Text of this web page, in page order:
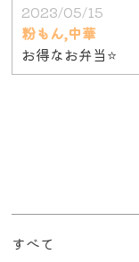
2023/05/15
粉もん,中華
お得なお弁当⭐️
すべて